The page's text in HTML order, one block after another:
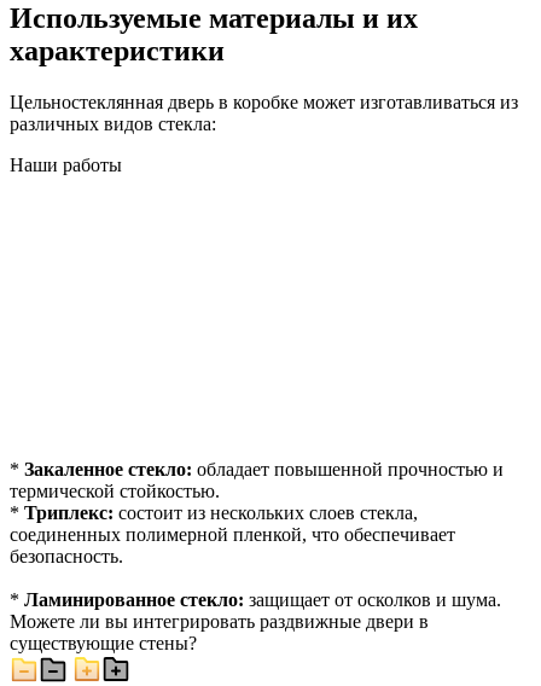
Используемые материалы и их
характеристики
Цельностеклянная дверь в коробке может изготавливаться из
различных видов стекла:
Наши работы
* Закаленное стекло: обладает повышенной прочностью и
термической стойкостью.
* Триплекс: состоит из нескольких слоев стекла,
соединенных полимерной пленкой, что обеспечивает
безопасность.
* Ламинированное стекло: защищает от осколков и шума.
Можете ли вы интегрировать раздвижные двери в
существующие стены?